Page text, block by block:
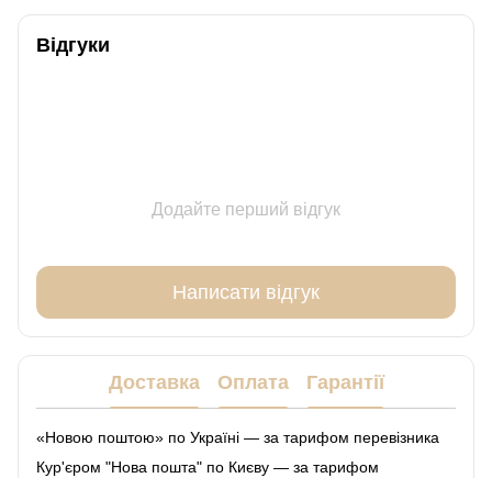
Відгуки
Додайте перший відгук
Написати відгук
Доставка Оплата Гарантії
«Новою поштою» по Україні — за тарифом перевізника
Кур'єром "Нова пошта" по Києву — за тарифом